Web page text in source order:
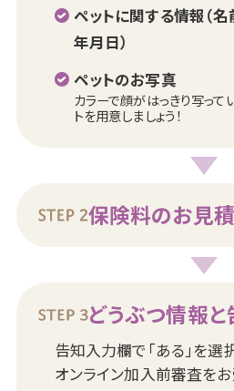
ペットに関する情報（名
年月日）
ペットのお写真
カラーで顔がはっきり写って
トを用意しましょう！
保険料のお見積
どうぶつ情報
告知入力欄で「ある」を選
オンライン加入前審査を